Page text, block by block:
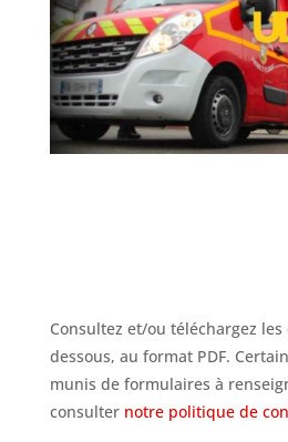
Consultez et/ou téléchargez
dessous, au format PDF.
munis de formulaires à
consulter notre politique de